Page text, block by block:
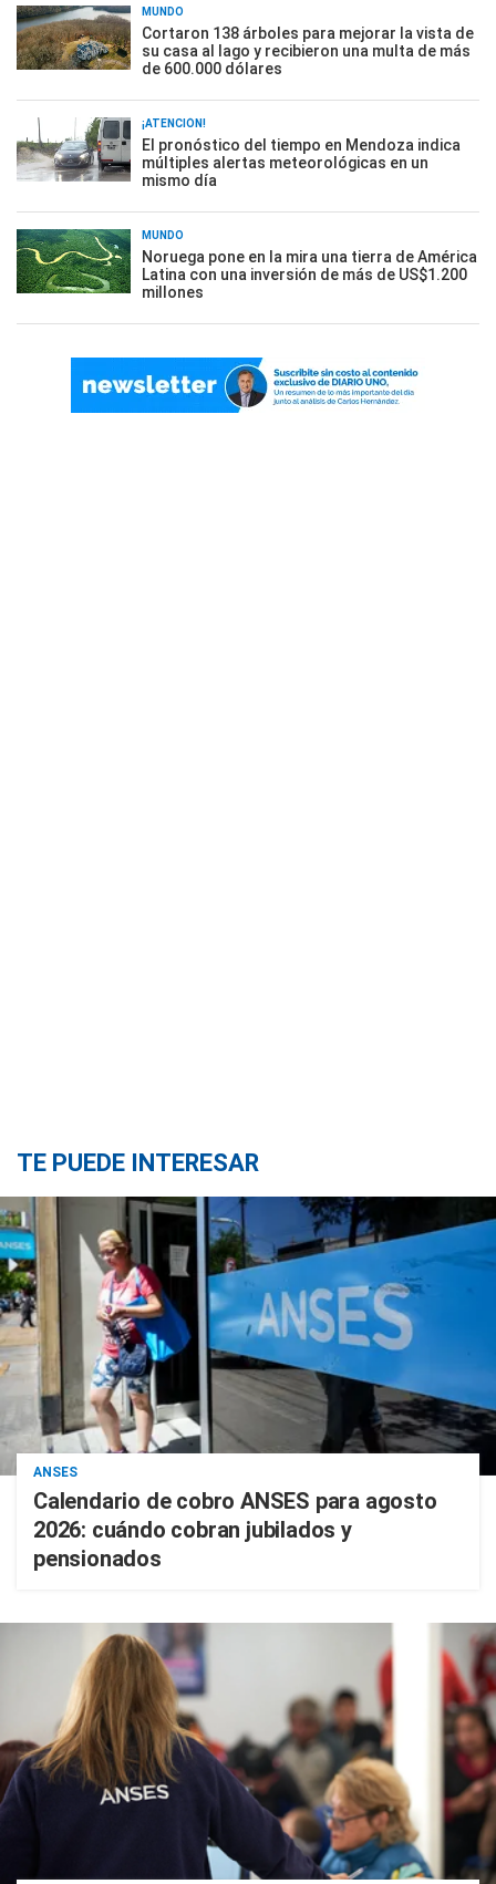
MUNDO
Cortaron 138 árboles para mejorar la vista de
su casa al lago y recibieron una multa de más
de 600.000 dólares
¡ATENCIÓN!
El pronóstico del tiempo en Mendoza indica
múltiples alertas meteorológicas en un
mismo día
MUNDO
Noruega pone en la mira una tierra de América
Latina con una inversión de más de US$1.200
millones
TE PUEDE INTERESAR
ANSES
Calendario de cobro ANSES para agosto
2026: cuándo cobran jubilados y
pensionados